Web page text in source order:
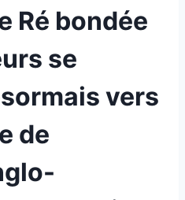
Ré bondée
se
vers
de